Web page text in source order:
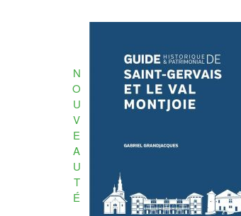
N
O
U
V
E
A
U
T
É